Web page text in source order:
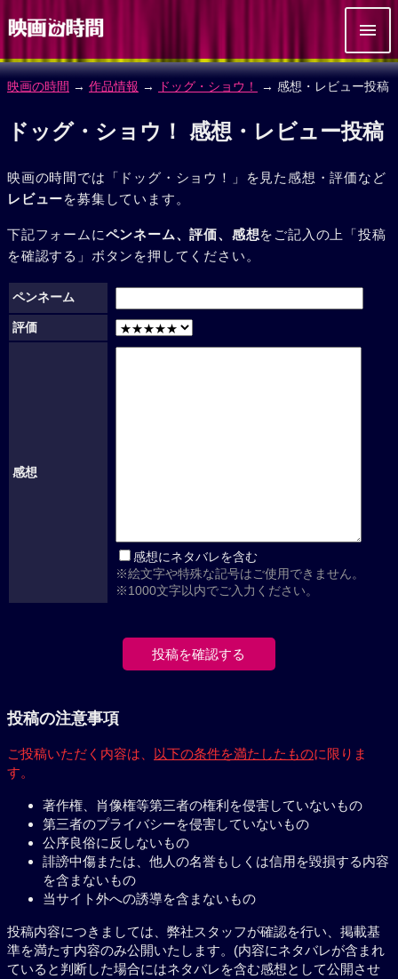
映画の時間 → 作品情報 → ドッグ・ショウ！ → 感想・レビュー投稿
ドッグ・ショウ！ 感想・レビュー投稿
映画の時間では「ドッグ・ショウ！」を見た感想・評価など
レビューを募集しています。
下記フォームにペンネーム、評価、感想をご記入の上「投稿
を確認する」ボタンを押してください。
ペンネーム
評価
感想
感想にネタバレを含む
※絵文字や特殊な記号はご使用できません。
※1000文字以内でご入力ください。
投稿の注意事項
ご投稿いただく内容は、 以下の条件を満たしたものに限りま
す。
著作権、肖像権等第三者の権利を侵害していないもの
第三者のプライバシーを侵害していないもの
公序良俗に反しないもの
誹謗中傷または、他人の名誉もしくは信用を毀損する内容
を含まないもの
当サイト外への誘導を含まないもの
投稿内容につきましては、弊社スタッフが確認を行い、掲載基
準を満たす内容のみ公開いたします。(内容にネタバレが含まれ
ていると判断した場合にはネタバレを含む感想として公開させ